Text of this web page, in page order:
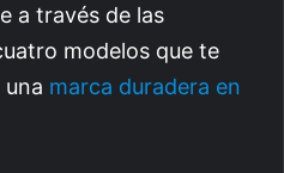
a través de las
modelos que te
marca duradera en